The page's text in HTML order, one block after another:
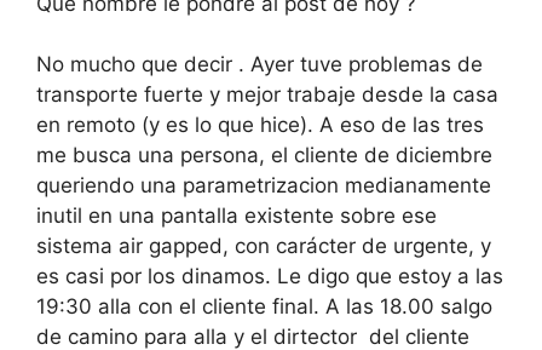
No mucho que decir . Ayer tuve problemas de
transporte fuerte y mejor trabaje desde la casa
en remoto (y es lo que hice). A eso de las tres
me busca una persona, el cliente de diciembre
queriendo una parametrizacion medianamente
inutil en una pantalla existente sobre ese
sistema air gapped, con carácter de urgente, y
es casi por los dinamos. Le digo que estoy a las
19:30 alla con el cliente final. A las 18.00 salgo
de camino para alla y el dirtector del cliente